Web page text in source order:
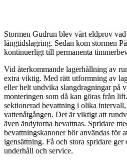
Stormen Gudrun blev vårt eldprov
långtidslagring. Sedan kom stormen
kontinuerligt till permanenta
Vid återkommande lagerhållning av
extra viktig. Med rätt utformning av
eller helt undvika slangdragningar på
monteringen som då kan göras från
sektionerad bevattning i olika
vattenåtgången. Det är viktigt att
även ändytorna bevattnas. Spridare
bevattningskanoner bör användas för
igensättning. Få och stora spridare
underhåll och service.